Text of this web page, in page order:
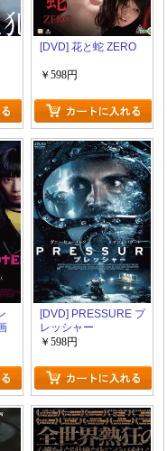
[DVD] 花と蛇 ZERO
￥598円
[DVD] PRESSURE プ
レッシャー
￥598円